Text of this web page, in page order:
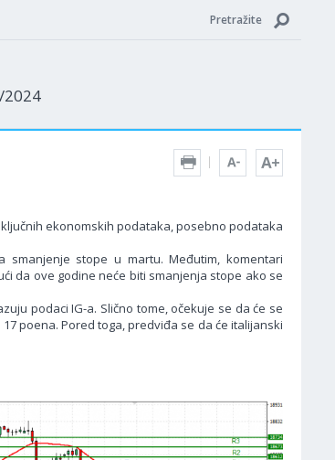
Pretražite
2024
ekonomskih podataka, posebno podataka
smanjenje stope u martu. Međutim, komentari
da ove godine neće biti smanjenja stope ako se
podaci IG-a. Slično tome, očekuje se da će se
poena. Pored toga, predviđa se da će italijanski